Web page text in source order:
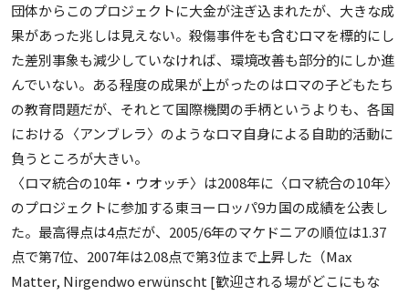
団体からこのプロジェクトに大金が注ぎ込まれたが、大きな成
果があった兆しは見えない。殺傷事件をも含むロマを標的にし
た差別事象も減少していなければ、環境改善も部分的にしか進
んでいない。ある程度の成果が上がったのはロマの子どもたち
の教育問題だが、それとて国際機関の手柄というよりも、各国
における〈アンブレラ〉のようなロマ自身による自助的活動に
負うところが大きい。
〈ロマ統合の10年・ウオッチ〉は2008年に〈ロマ統合の10年〉
のプロジェクトに参加する東ヨーロッパ9カ国の成績を公表し
た。最高得点は4点だが、2005/6年のマケドニアの順位は1.37
点で第7位、2007年は2.08点で第3位まで上昇した（Max
Matter, Nirgendwo erwünscht [歓迎される場がどこにもな